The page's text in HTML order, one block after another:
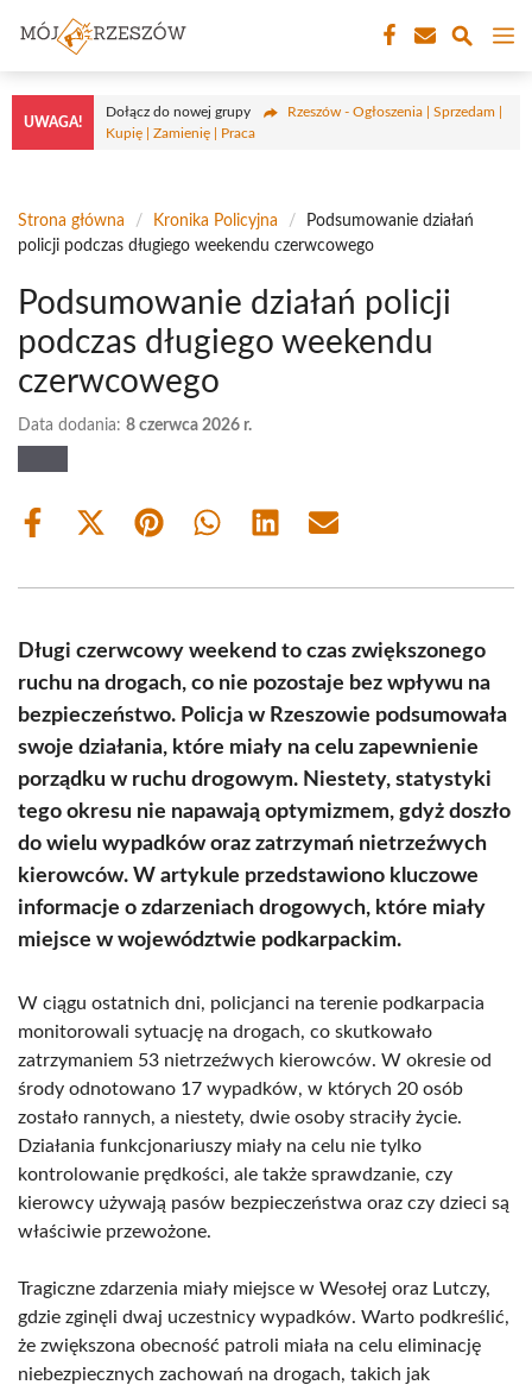
treści
UWAGA!
Dołącz do nowej grupy
Rzeszów - Ogłoszenia | Sprzedam |
Kupię | Zamienię | Praca
Strona główna / Kronika Policyjna /
Podsumowanie działań
policji podczas długiego weekendu czerwcowego
Podsumowanie działań policji
podczas długiego weekendu
czerwcowego
Data dodania: 8 czerwca 2026 r.
Share
Share
(Twitter)
Share Share Share Share
Długi czerwcowy weekend to czas zwiększonego
ruchu na drogach, co nie pozostaje bez wpływu na
bezpieczeństwo. Policja w Rzeszowie podsumowała
swoje działania, które miały na celu zapewnienie
porządku w ruchu drogowym. Niestety, statystyki
tego okresu nie napawają optymizmem, gdyż doszło
do wielu wypadków oraz zatrzymań nietrzeźwych
kierowców. W artykule przedstawiono kluczowe
informacje o zdarzeniach drogowych, które miały
miejsce w województwie podkarpackim.
W ciągu ostatnich dni, policjanci na terenie podkarpacia
monitorowali sytuację na drogach, co skutkowało
zatrzymaniem 53 nietrzeźwych kierowców. W okresie od
środy odnotowano 17 wypadków, w których 20 osób
zostało rannych, a niestety, dwie osoby straciły życie.
Działania funkcjonariuszy miały na celu nie tylko
kontrolowanie prędkości, ale także sprawdzanie, czy
kierowcy używają pasów bezpieczeństwa oraz czy dzieci są
właściwie przewożone.
Tragiczne zdarzenia miały miejsce w Wesołej oraz Lutczy,
gdzie zginęli dwaj uczestnicy wypadków. Warto podkreślić,
że zwiększona obecność patroli miała na celu eliminację
niebezpiecznych zachowań na drogach, takich jak